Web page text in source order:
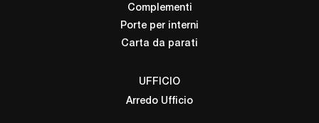
Complementi
Porte per interni
Carta da parati
UFFICIO
Arredo Ufficio